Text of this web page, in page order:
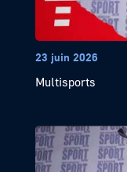
23 juin 2026
Multisports